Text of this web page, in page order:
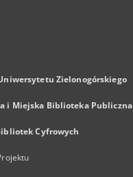
Zielonogórskiego
i Miejska Biblioteka Publiczna
Cyfrowych